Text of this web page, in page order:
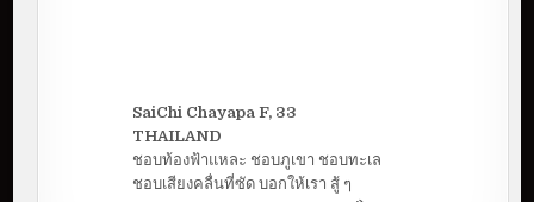
SaiChi Chayapa F, 33
THAILAND
ชอบท้องฟ้าแหละ ชอบภูเขา ชอบทะเล
ชอบเสียงคลื่นที่ซัด บอกให้เรา สู้ ๆ